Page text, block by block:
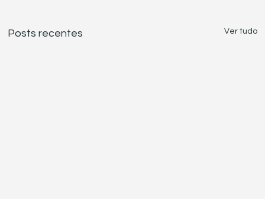
Posts recentes Ver tudo